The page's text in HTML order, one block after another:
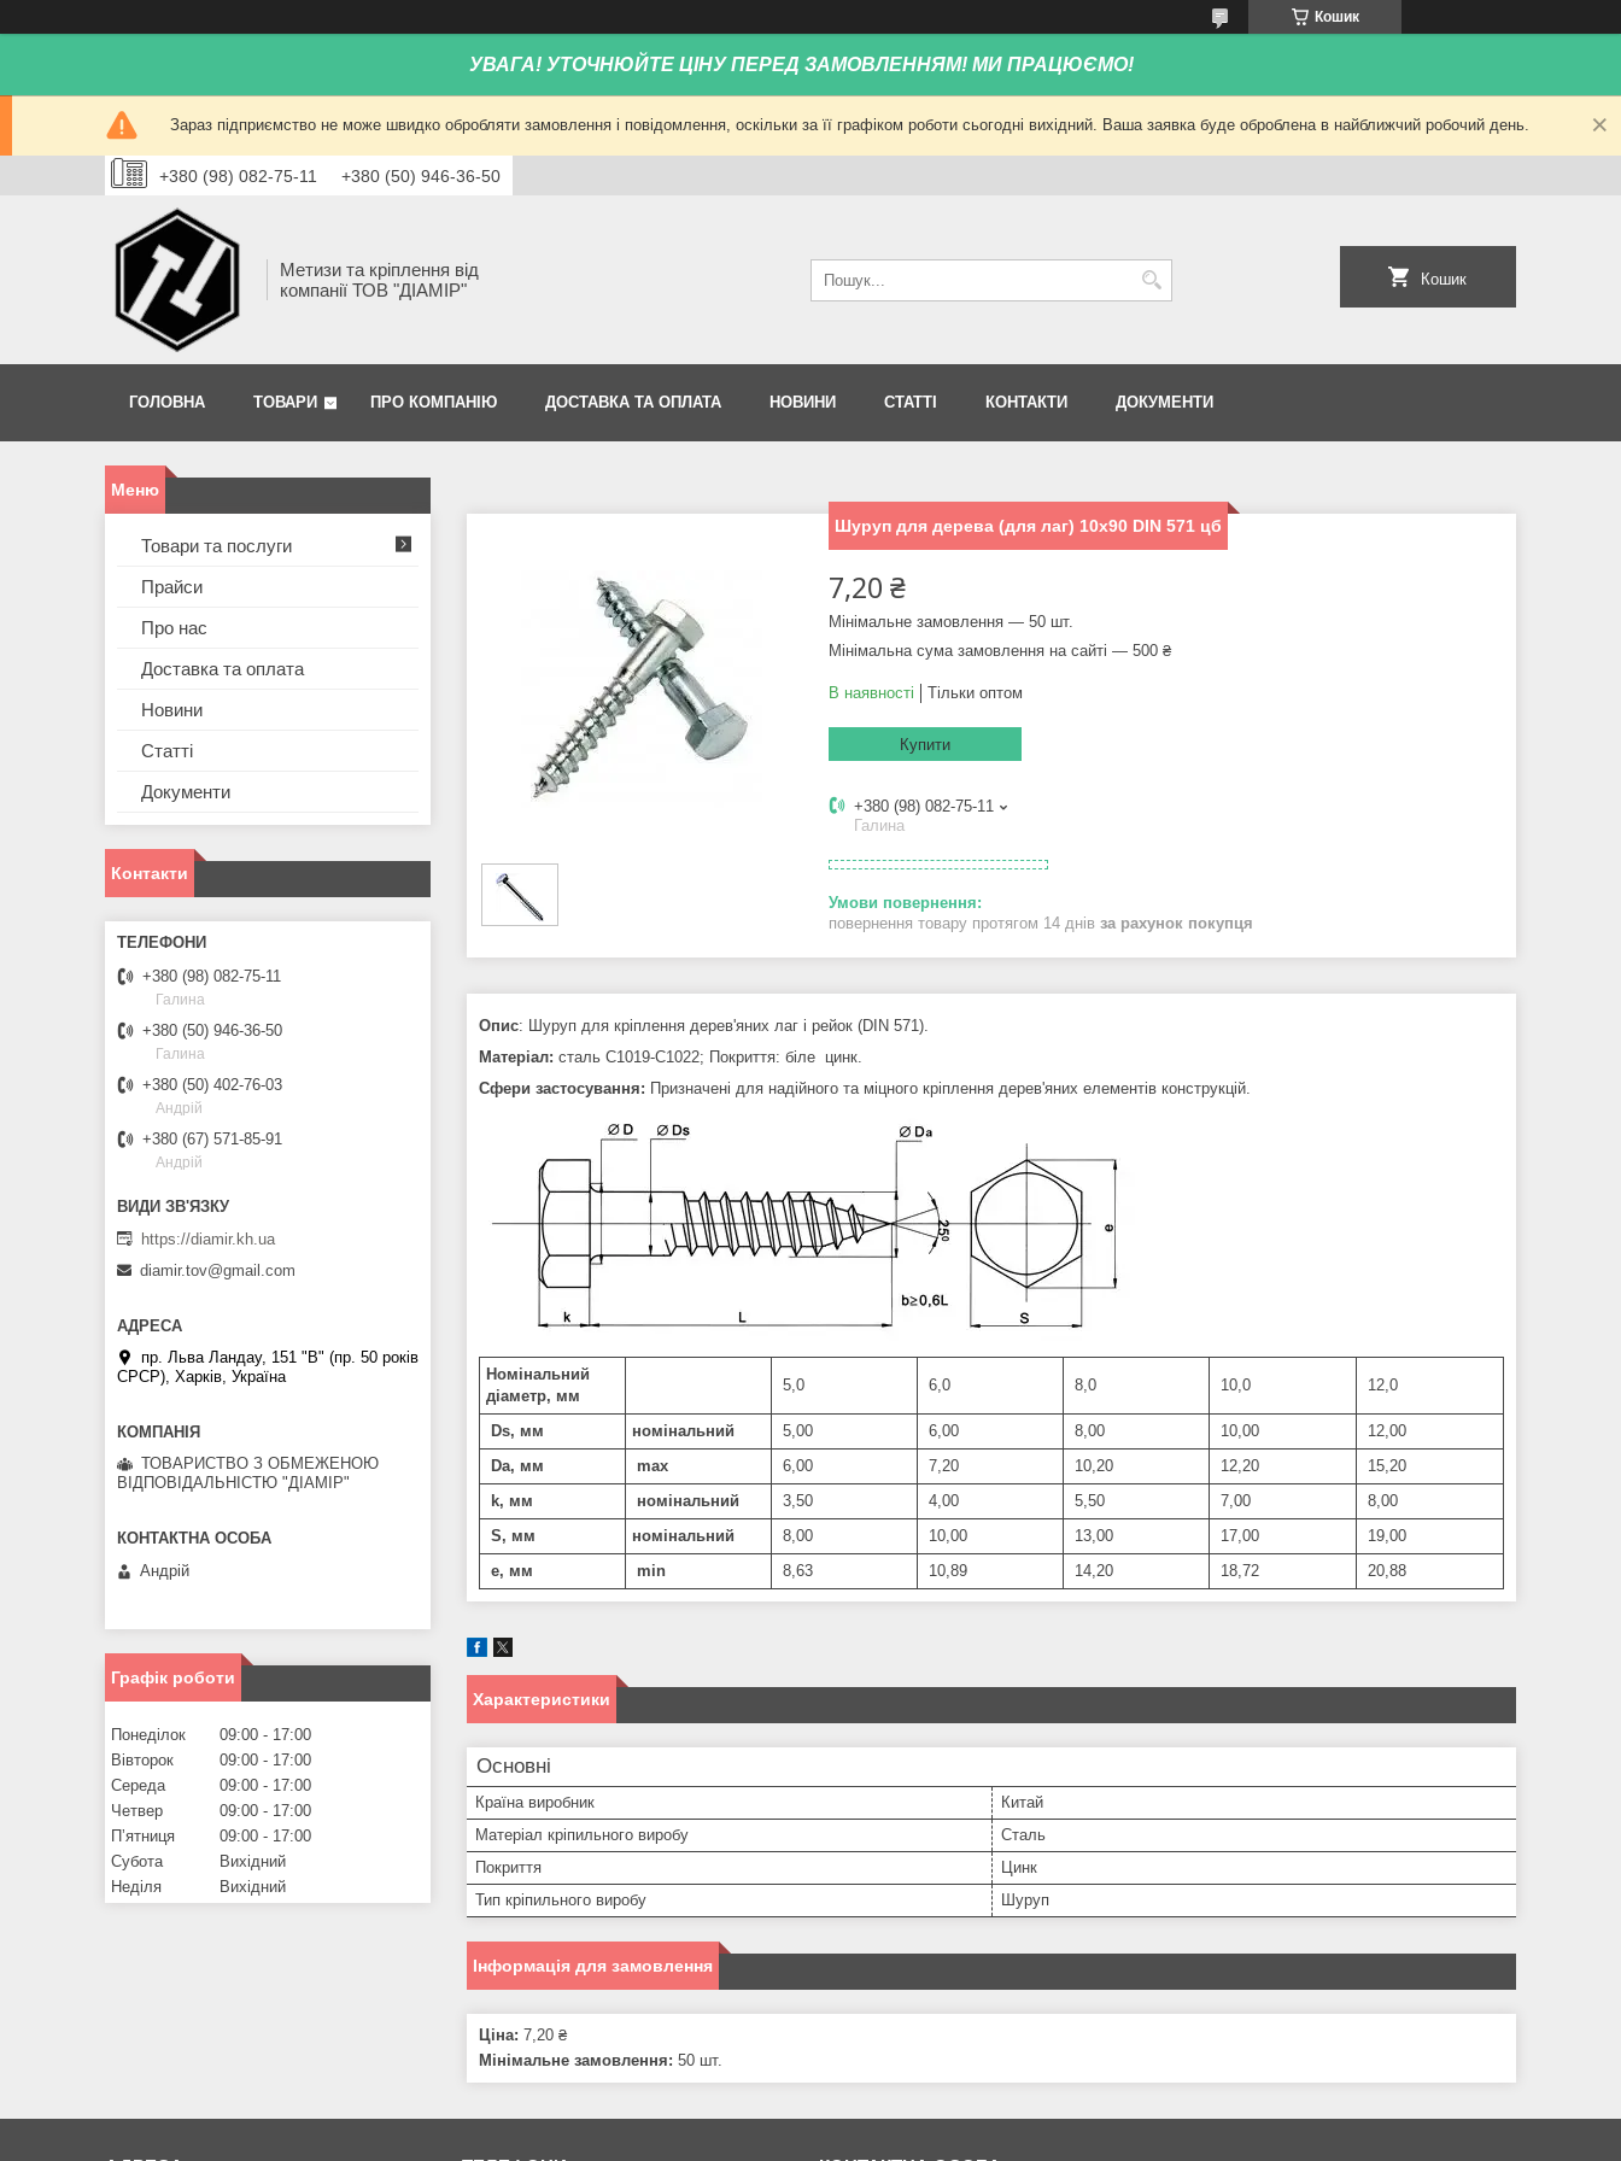
Кошик
УВАГА! УТОЧНЮЙТЕ ЦІНУ ПЕРЕД ЗАМОВЛЕННЯМ! МИ ПРАЦЮЄМО!
Зараз підприємство не може швидко обробляти замовлення і повідомлення, оскільки за її графіком роботи сьогодні вихідний. Ваша заявка буде оброблена в найближчий робочий день.
+380 (98) 082-75-11 +380 (50) 946-36-50
Метизи та кріплення від
компанії ТОВ "ДІАМІР"
Кошик
ГОЛОВНА ТОВАРИ ПРО КОМПАНІЮ ДОСТАВКА ТА ОПЛАТА НОВИНИ СТАТТІ КОНТАКТИ ДОКУМЕНТИ
Шуруп для дерева (для лаг) 10х90 DIN 571 цб
7,20 ₴
Мінімальне замовлення — 50 шт.
Мінімальна сума замовлення на сайті — 500 ₴
В наявності Тільки оптом
Купити
+380 (98) 082-75-11
Галина
повернення товару протягом 14 днів за рахунок покупця
Опис: Шуруп для кріплення дерев'яних лаг і рейок (DIN 571).
Матеріал: сталь С1019-С1022; Покриття: біле цинк.
Сфери застосування: Призначені для надійного та міцного кріплення дерев'яних елементів конструкцій.
Номінальний
діаметр, мм
5,0 6,0 8,0 10,0 12,0
Ds, мм номінальний 5,00 6,00 8,00 10,00
12,00
Da, мм
max 6,00 7,20 10,20 12,20
15,20
k, мм
номінальний 3,50 4,00 5,50 7,00
8,00
S, мм
номінальний 8,00 10,00 13,00 17,00
19,00
e, мм
min 8,63 10,89 14,20 18,72 20,88
Характеристики
Основні
Країна виробник
Китай
Матеріал кріпильного виробу
Сталь
Покриття
Цинк
Тип кріпильного виробу
Шуруп
Інформація для замовлення
Ціна: 7,20 ₴
Мінімальне замовлення: 50 шт.
Товари та послуги
Прайси
Про нас
Доставка та оплата
Новини
Статті
Документи
Контакти
+380 (98) 082-75-11
Галина
+380 (50) 946-36-50
Галина
+380 (50) 402-76-03
Андрій
+380 (67) 571-85-91
Андрій
https://diamir.kh.ua
diamir.tov@gmail.com
пр. Льва Ландау, 151 "В" (пр. 50 років
СРСР), Харків, Україна
ТОВАРИСТВО З ОБМЕЖЕНОЮ
ВІДПОВІДАЛЬНІСТЮ "ДІАМІР"
Андрій
Графік роботи
Понеділок 09:00
17:00
Вівторок
09:00
17:00
Середа
09:00
17:00
Четвер
09:00
17:00
Пʼятниця
09:00
17:00
Субота
Вихідний
Неділя
Вихідний